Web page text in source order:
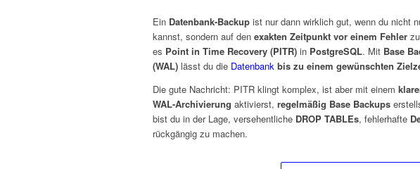
Ein Datenbank-Backup ist nur dann wirklich gut, wenn du nicht
kannst, sondern auf den exakten Zeitpunkt vor einem Fehler
es Point in Time Recovery (PITR) in PostgreSQL. Mit Base
(WAL) lässt du die Datenbank bis zu einem gewünschten
Die gute Nachricht: PITR klingt komplex, ist aber mit einem
WAL-Archivierung aktivierst, regelmäßig Base Backups
bist du in der Lage, versehentliche DROP TABLEs, fehlerhafte
rückgängig zu machen.